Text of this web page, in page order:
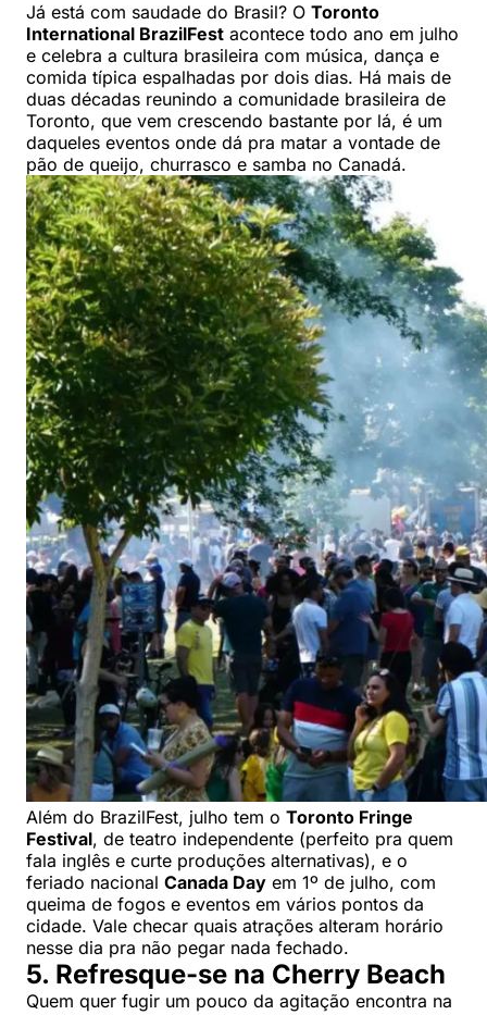
Já está com saudade do Brasil? O Toronto
International BrazilFest acontece todo ano em julho
e celebra a cultura brasileira com música, dança e
comida típica espalhadas por dois dias. Há mais de
duas décadas reunindo a comunidade brasileira de
Toronto, que vem crescendo bastante por lá, é um
daqueles eventos onde dá pra matar a vontade de
pão de queijo, churrasco e samba no Canadá.
Além do BrazilFest, julho tem o Toronto Fringe
Festival, de teatro independente (perfeito pra quem
fala inglês e curte produções alternativas), e o
feriado nacional Canada Day em 1º de julho, com
queima de fogos e eventos em vários pontos da
cidade. Vale checar quais atrações alteram horário
nesse dia pra não pegar nada fechado.
5. Refresque-se na Cherry Beach
Quem quer fugir um pouco da agitação encontra na